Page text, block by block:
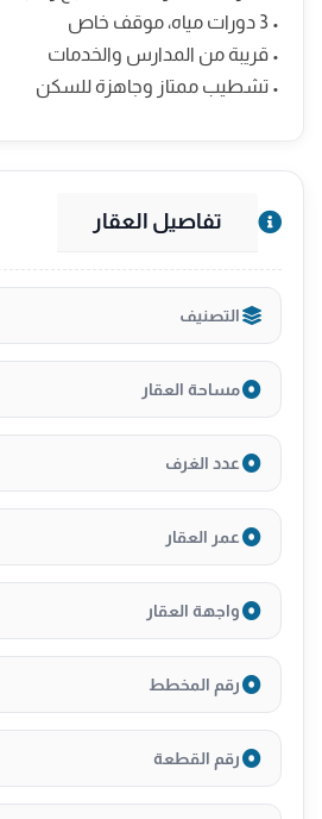
• 3 دورات مياه، موقف خاص
• قريبة من المدارس والخدمات
• تشطيب ممتاز وجاهزة للسكن
تفاصيل العقار
التصنيف
مساحة العقار
عدد الغرف
عمر العقار
واجهة العقار
رقم المخطط
رقم القطعة